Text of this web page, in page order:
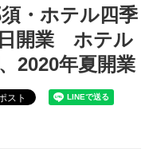
・ホテル四季
日開業 ホテル
2020年夏開業
スト